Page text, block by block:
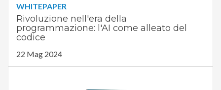
WHITEPAPER
Rivoluzione nell'era della
programmazione: l'AI come alleato del
codice
22 Mag 2024